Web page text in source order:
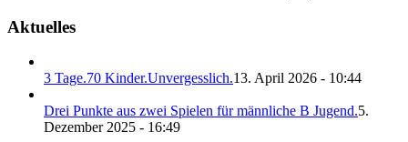
Aktuelles
3 Tage.70 Kinder.Unvergesslich.13. April 2026 - 10:44
Drei Punkte aus zwei Spielen für männliche B Jugend.5.
Dezember 2025 - 16:49